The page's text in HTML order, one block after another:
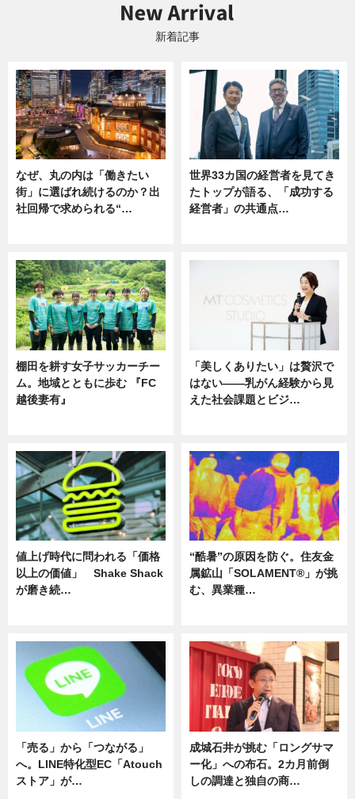
新着記事
なぜ、丸の内は「働きたい
街」に選ばれ続けるのか？出
社回帰で求められる“…
世界33カ国の経営者を見てき
たトップが語る、「成功する
経営者」の共通点…
棚田を耕す女子サッカーチー
ム。地域とともに歩む 『FC
越後妻有』
「美しくありたい」は贅沢で
はない――乳がん経験から見
えた社会課題とビジ…
値上げ時代に問われる「価格
以上の価値」 Shake Shack
が磨き続…
“酷暑”の原因を防ぐ。住友金
属鉱山「SOLAMENT®」が挑
む、異業種…
「売る」から「つながる」
へ。LINE特化型EC「Atouch
ストア」が…
成城石井が挑む「ロングサマ
ー化」への布石。2カ月前倒
しの調達と独自の商…